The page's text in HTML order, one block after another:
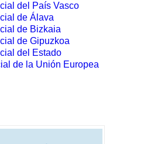
del País Vasco
de Álava
de Bizkaia
de Gipuzkoa
del Estado
de la Unión Europea